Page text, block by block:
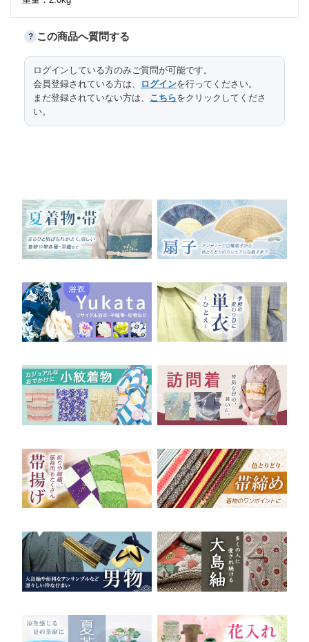
サイズ 口径 高台径 高さ 縦
全体 137.8 41
本紙
? この商品へ質問する
ログインしている方のみご質問が可能です。
会員登録されている方は、
ログインを行ってください。
まだ登録されていない方は、 こちらをクリックしてくださ
い。